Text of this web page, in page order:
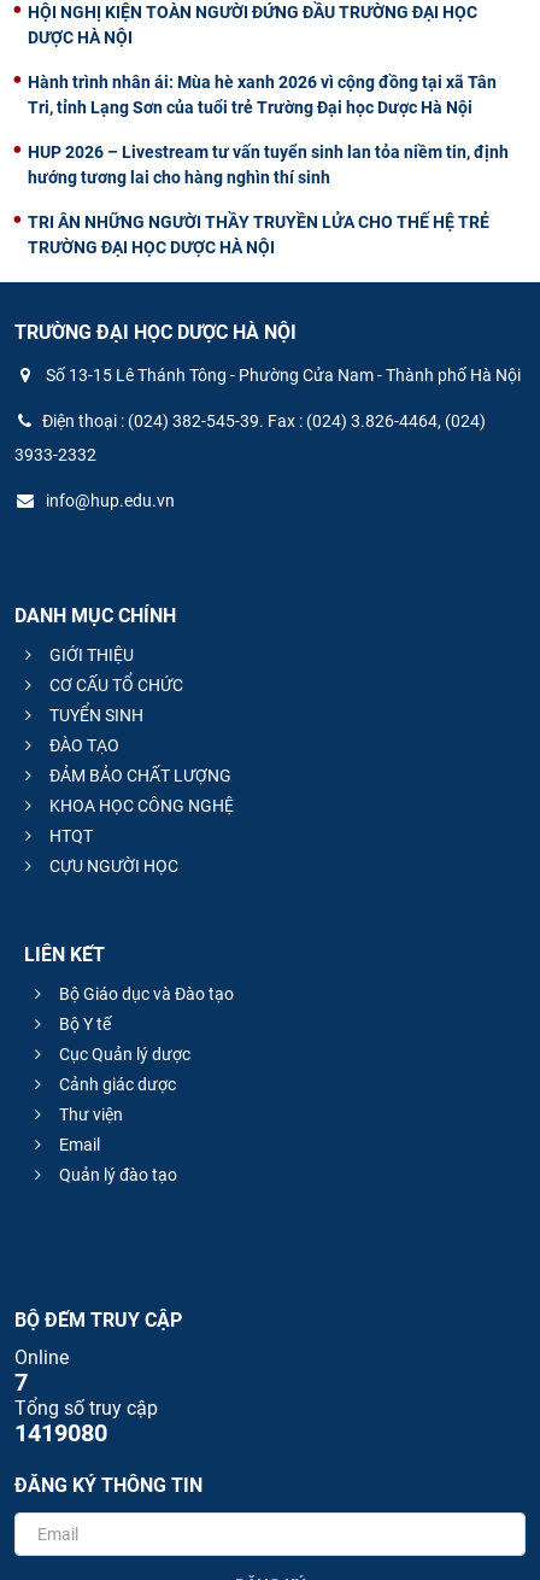
HỘI NGHỊ KIỆN TOÀN NGƯỜI ĐỨNG ĐẦU TRƯỜNG ĐẠI HỌC
DƯỢC HÀ NỘI
Hành trình nhân ái: Mùa hè xanh 2026 vì cộng đồng tại xã Tân
Tri, tỉnh Lạng Sơn của tuổi trẻ Trường Đại học Dược Hà Nội
HUP 2026 – Livestream tư vấn tuyển sinh lan tỏa niềm tin, định
hướng tương lai cho hàng nghìn thí sinh
TRI ÂN NHỮNG NGƯỜI THẦY TRUYỀN LỬA CHO THẾ HỆ TRẺ
TRƯỜNG ĐẠI HỌC DƯỢC HÀ NỘI
TRƯỜNG ĐẠI HỌC DƯỢC HÀ NỘI
Số 13-15 Lê Thánh Tông - Phường Cửa Nam - Thành phố Hà Nội
Điện thoại : (024) 382-545-39. Fax : (024) 3.826-4464, (024)
3933-2332
info@hup.edu.vn
DANH MỤC CHÍNH
GIỚI THIỆU
CƠ CẤU TỔ CHỨC
TUYỂN SINH
ĐÀO TẠO
ĐẢM BẢO CHẤT LƯỢNG
KHOA HỌC CÔNG NGHỆ
HTQT
CỰU NGƯỜI HỌC
LIÊN KẾT
Bộ Giáo dục và Đào tạo
Bộ Y tế
Cục Quản lý dược
Cảnh giác dược
Thư viện
Email
Quản lý đào tạo
BỘ ĐẾM TRUY CẬP
Online
7
Tổng số truy cập
1419080
ĐĂNG KÝ THÔNG TIN